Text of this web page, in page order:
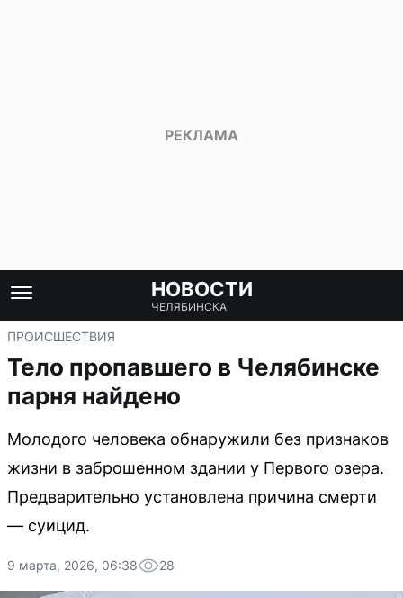
НОВОСТИ
ЧЕЛЯБИНСКА
ПРОИСШЕСТВИЯ
Тело пропавшего в Челябинске
парня найдено
Молодого человека обнаружили без признаков
жизни в заброшенном здании у Первого озера.
Предварительно установлена причина смерти
— суицид.
9 марта, 2026, 06:38 28